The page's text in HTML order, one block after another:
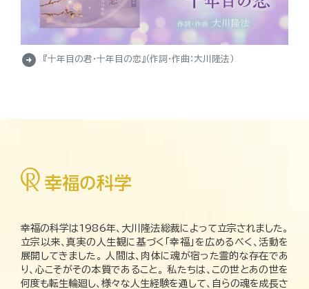
arrow_circle_right 『十年目の君・十年目の恋』（作詞・作曲：大川隆法）
幸福の科学は1986年、大川隆法総裁によって立宗されました。
立宗以来、真実の人生観に基づく「幸福」を広めるべく、活動を
展開してきました。 人間は、肉体に魂が宿った霊的な存在であ
り、心こそがその本質であること。 私たちは、この世とあの世を
何度も転生輪廻し、様々な人生経験を通して、自らの魂を成長さ